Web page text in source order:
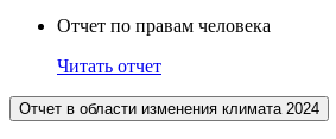
Отчет по правам человека
Читать отчет
Отчет в области изменения климата 2024